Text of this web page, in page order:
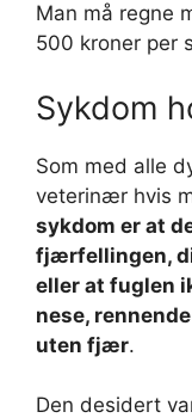
Man må regne
500 kroner per
Sykdom
Som med alle
veterinær hvis
sykdom er at
fjærfellingen,
eller at fuglen
nese,
uten fjær.
Den desidert